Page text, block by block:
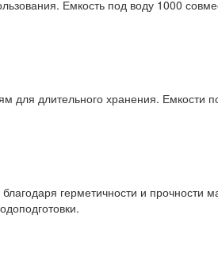
Емкость под воду 1000
для длительного хранения. Емкости
герметичности и прочности